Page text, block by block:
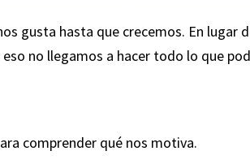
gusta hasta que crecemos. En lugar
no llegamos a hacer todo lo que
comprender qué nos motiva.